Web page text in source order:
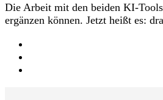
Die Arbeit mit den beiden KI-
ergänzen können. Jetzt heißt es: